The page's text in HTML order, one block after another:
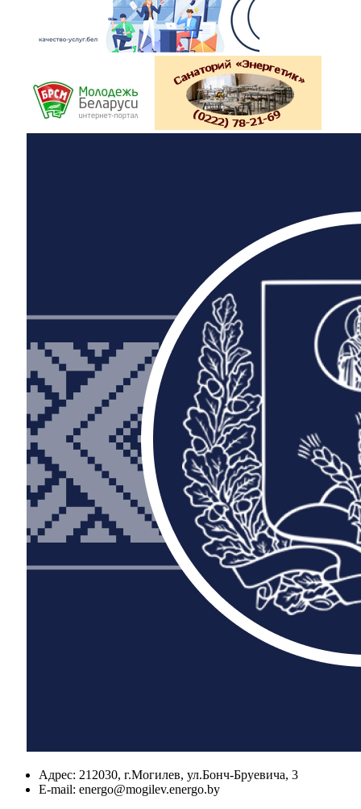
Адрес: 212030, г.Могилев, ул.Бонч-Бруевича, 3
E-mail: energo@mogilev.energo.by